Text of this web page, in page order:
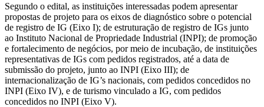
Segundo o edital, as instituições interessadas podem apresentar
propostas de projeto para os eixos de diagnóstico sobre o potencial
de registro de IG (Eixo I); de estruturação de registro de IGs junto
ao Instituto Nacional de Propriedade Industrial (INPI); de promoção
e fortalecimento de negócios, por meio de incubação, de instituições
representativas de IGs com pedidos registrados, até a data de
submissão do projeto, junto ao INPI (Eixo III); de
internacionalização de IG’s nacionais, com pedidos concedidos no
INPI (Eixo IV), e de turismo vinculado a IG, com pedidos
concedidos no INPI (Eixo V).